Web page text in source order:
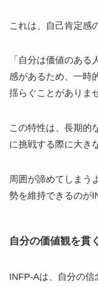
これは、自己肯定感
「自分は価値のあ
感があるため、一時
揺らぐことがありま
この特性は、長期的
に挑戦する際に大き
周囲が諦めてしまう
勢を維持できるのが
自分の価値観を貫
INFP-Aは、自分の